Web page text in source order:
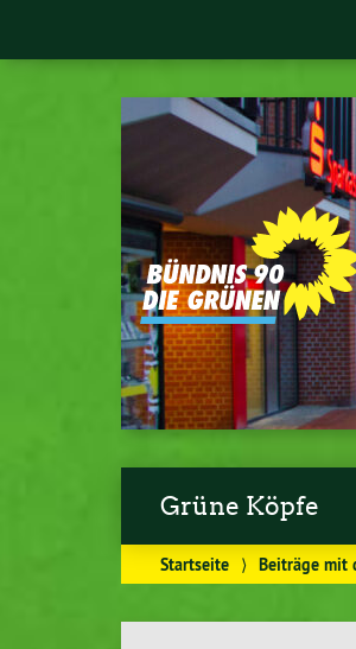
Grüne Köpfe
Startseite ⟩ Beiträge mit